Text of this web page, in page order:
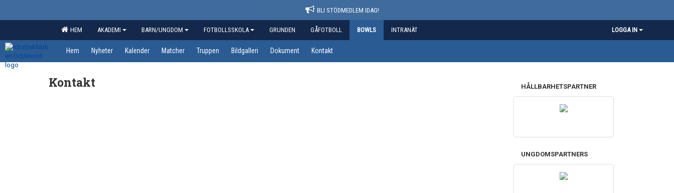
BLI STÖDMEDLEM IDAG!
HEM AKADEMI BARN/UNGDOM FOTBOLLSSKOLA GRUNDEN GÅFOTBOLL BOWLS INTRANÄT LOGGA IN
Hem Nyheter Kalender Matcher Truppen Bildgalleri Dokument Kontakt
Kontakt HÅLLBARHETSPARTNER
UNGDOMSPARTNERS